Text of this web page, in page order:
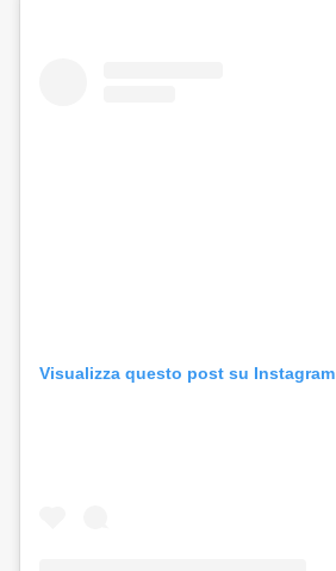
Visualizza questo post su Instagram